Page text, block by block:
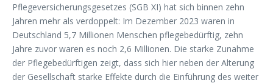
Pflegeversicherungsgesetzes (SGB XI) hat sich binnen zehn
Jahren mehr als verdoppelt: Im Dezember 2023 waren in
Deutschland 5,7 Millionen Menschen pflegebedürftig, zehn
Jahre zuvor waren es noch 2,6 Millionen. Die starke Zunahme
der Pflegebedürftigen zeigt, dass sich hier neben der Alterung
der Gesellschaft starke Effekte durch die Einführung des weiter